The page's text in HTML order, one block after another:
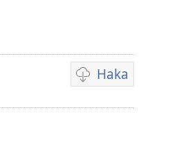
Haka
Fandikana
video